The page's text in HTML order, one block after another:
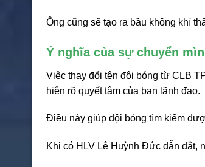
Ông cũng sẽ tạo ra bầu không khí
Ý nghĩa của sự chuyển
Việc thay đổi tên đội bóng từ CLB
hiện rõ quyết tâm của ban lãnh đạo.
Điều này giúp đội bóng tìm kiếm
Khi có HLV Lê Huỳnh Đức dẫn dắt,